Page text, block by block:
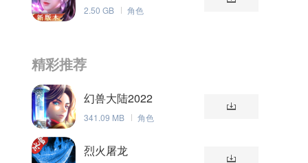
2.50 GB 角色
精彩推荐
幻兽大陆2022
341.09 MB 角色
烈火屠龙